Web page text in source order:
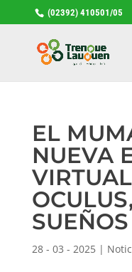
(02392) 410501/05
EL
NUEVA
28 - 03 - 2025|